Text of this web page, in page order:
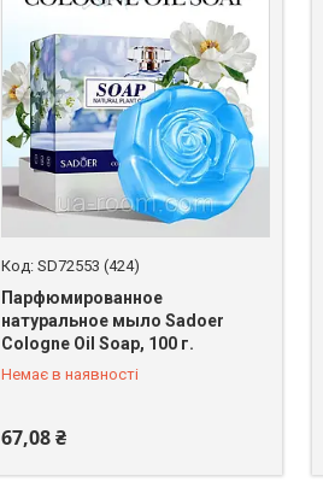
SD72553 (424)
Парфюмированное
натуральное мыло Sadoer
Cologne Oil Soap, 100 г.
Немає в наявності
67,08 ₴